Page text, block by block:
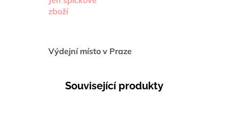
zboží
Výdejní místo v Praze
Související produkty